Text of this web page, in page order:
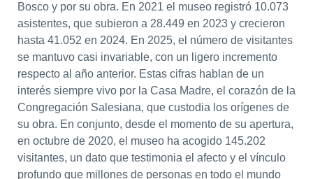
Bosco y por su obra. En 2021 el museo registró 10.073
asistentes, que subieron a 28.449 en 2023 y crecieron
hasta 41.052 en 2024. En 2025, el número de visitantes
se mantuvo casi invariable, con un ligero incremento
respecto al año anterior. Estas cifras hablan de un
interés siempre vivo por la Casa Madre, el corazón de la
Congregación Salesiana, que custodia los orígenes de
su obra. En conjunto, desde el momento de su apertura,
en octubre de 2020, el museo ha acogido 145.202
visitantes, un dato que testimonia el afecto y el vínculo
profundo que millones de personas en todo el mundo